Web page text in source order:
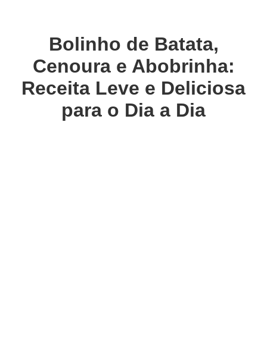
Bolinho de Batata,
Cenoura e Abobrinha:
Receita Leve e Deliciosa
para o Dia a Dia